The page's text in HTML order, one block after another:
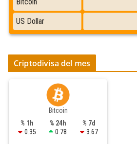
Criptodivisa del mes
Bitcoin
% 1h
0.35
% 24h
0.78
% 7d
3.67